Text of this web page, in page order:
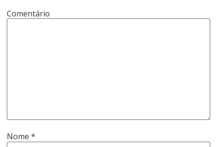
Comentário
Nome*